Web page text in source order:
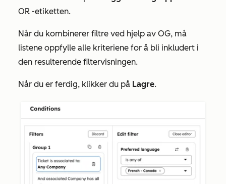
OR -etiketten.
Når du kombinerer filtre ved hjelp av OG, må
listene oppfylle alle kriteriene for å bli inkludert i
den resulterende filtervisningen.
Når du er ferdig, klikker du på Lagre.